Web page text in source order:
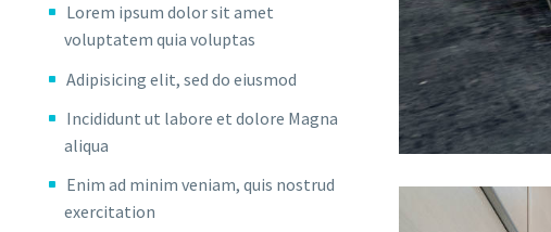
Lorem ipsum dolor sit amet
voluptatem quia voluptas
Adipisicing elit, sed do eiusmod
Incididunt ut labore et dolore Magna
aliqua
Enim ad minim veniam, quis nostrud
exercitation